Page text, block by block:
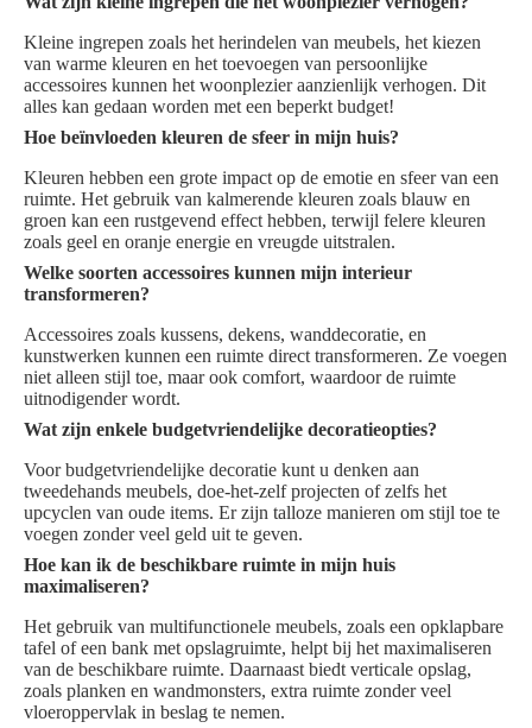
Kleine ingrepen zoals het herindelen van meubels, het kiezen
van warme kleuren en het toevoegen van persoonlijke
accessoires kunnen het woonplezier aanzienlijk verhogen. Dit
alles kan gedaan worden met een beperkt budget!
Hoe beïnvloeden kleuren de sfeer in mijn huis?
Kleuren hebben een grote impact op de emotie en sfeer van een
ruimte. Het gebruik van kalmerende kleuren zoals blauw en
groen kan een rustgevend effect hebben, terwijl felere kleuren
zoals geel en oranje energie en vreugde uitstralen.
Welke soorten accessoires kunnen mijn interieur
transformeren?
Accessoires zoals kussens, dekens, wanddecoratie, en
kunstwerken kunnen een ruimte direct transformeren. Ze voegen
niet alleen stijl toe, maar ook comfort, waardoor de ruimte
uitnodigender wordt.
Wat zijn enkele budgetvriendelijke decoratieopties?
Voor budgetvriendelijke decoratie kunt u denken aan
tweedehands meubels, doe-het-zelf projecten of zelfs het
upcyclen van oude items. Er zijn talloze manieren om stijl toe te
voegen zonder veel geld uit te geven.
Hoe kan ik de beschikbare ruimte in mijn huis
maximaliseren?
Het gebruik van multifunctionele meubels, zoals een opklapbare
tafel of een bank met opslagruimte, helpt bij het maximaliseren
van de beschikbare ruimte. Daarnaast biedt verticale opslag,
zoals planken en wandmonsters, extra ruimte zonder veel
vloeroppervlak in beslag te nemen.